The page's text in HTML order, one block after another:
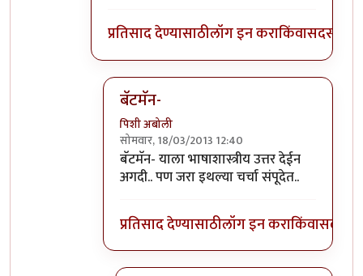
प्रतिसाद देण्यासाठीलॉग इन कराकिंवासदस्य व्हा
बॅटमॅन-
पिशी अबोली
सोमवार, 18/03/2013 12:40
In reply toबाकी ठीक आहे पणbyबॅटमॅन
बॅटमॅन- याला भाषाशास्त्रीय उत्तर देईन
अगदी.. पण जरा इथल्या चर्चा संपूदेत..
प्रतिसाद देण्यासाठीलॉग इन कराकिंवासदस्य